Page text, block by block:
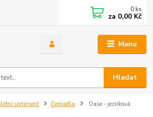
Menu
Hledat
0 ks
za 0,00 Kč
sortiment Čerpadla
Oase - jezírková